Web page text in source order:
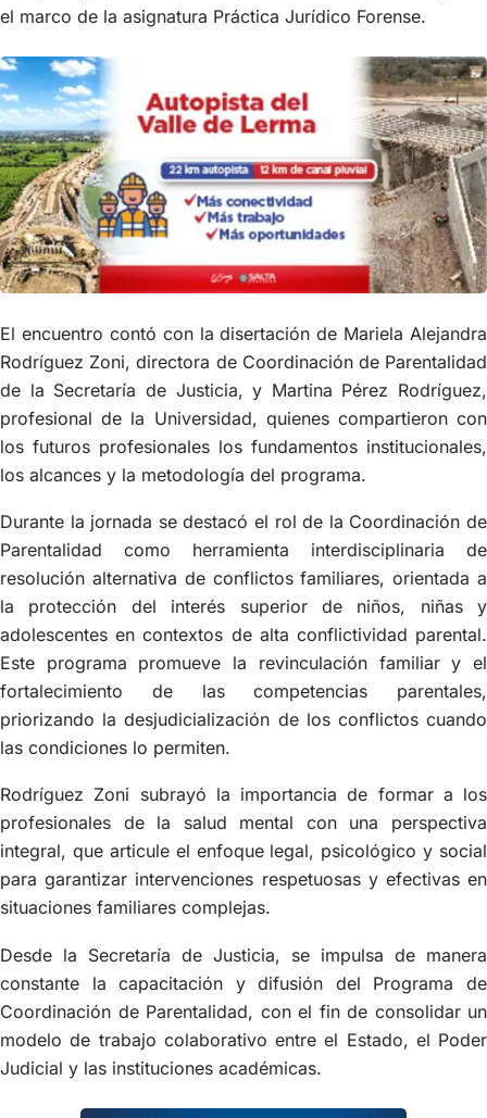
el marco de la asignatura Práctica Jurídico Forense.
El encuentro contó con la disertación de Mariela Alejandra
Rodríguez Zoni, directora de Coordinación de Parentalidad
de la Secretaría de Justicia, y Martina Pérez Rodríguez,
profesional de la Universidad, quienes compartieron con
los futuros profesionales los fundamentos institucionales,
los alcances y la metodología del programa.
Durante la jornada se destacó el rol de la Coordinación de
Parentalidad como herramienta interdisciplinaria de
resolución alternativa de conflictos familiares, orientada a
la protección del interés superior de niños, niñas y
adolescentes en contextos de alta conflictividad parental.
Este programa promueve la revinculación familiar y el
fortalecimiento de las competencias parentales,
priorizando la desjudicialización de los conflictos cuando
las condiciones lo permiten.
Rodríguez Zoni subrayó la importancia de formar a los
profesionales de la salud mental con una perspectiva
integral, que articule el enfoque legal, psicológico y social
para garantizar intervenciones respetuosas y efectivas en
situaciones familiares complejas.
Desde la Secretaría de Justicia, se impulsa de manera
constante la capacitación y difusión del Programa de
Coordinación de Parentalidad, con el fin de consolidar un
modelo de trabajo colaborativo entre el Estado, el Poder
Judicial y las instituciones académicas.